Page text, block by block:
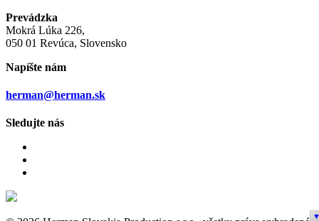
Prevádzka
Mokrá Lúka 226,
050 01 Revúca, Slovensko
Napíšte nám
herman@herman.sk
Sledujte nás